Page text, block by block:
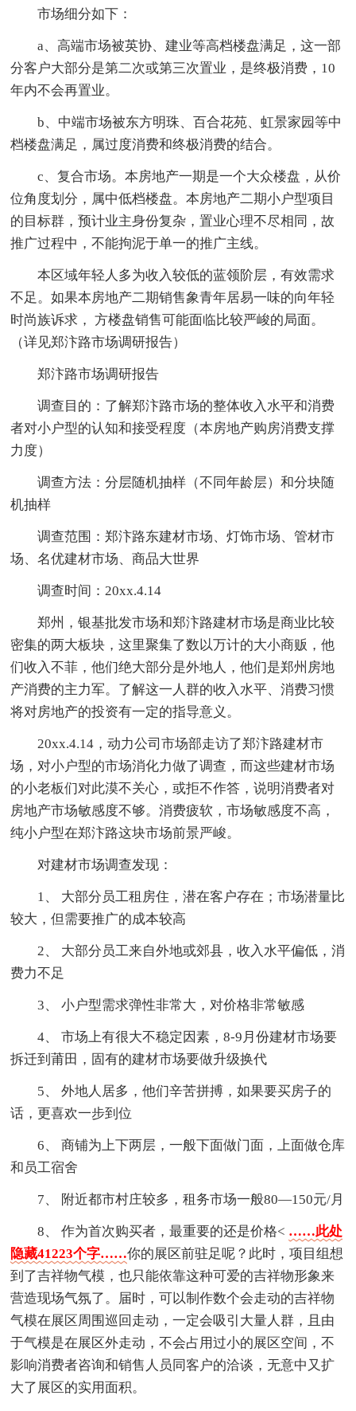
市场细分如下：
a、高端市场被英协、建业等高档楼盘满足，这一部
分客户大部分是第二次或第三次置业，是终极消费，10
年内不会再置业。
b、中端市场被东方明珠、百合花苑、虹景家园等中
档楼盘满足，属过度消费和终极消费的结合。
c、复合市场。本房地产一期是一个大众楼盘，从价
位角度划分，属中低档楼盘。本房地产二期小户型项目
的目标群，预计业主身份复杂，置业心理不尽相同，故
推广过程中，不能拘泥于单一的推广主线。
本区域年轻人多为收入较低的蓝领阶层，有效需求
不足。如果本房地产二期销售象青年居易一味的向年轻
时尚族诉求， 方楼盘销售可能面临比较严峻的局面。
（详见郑汴路市场调研报告）
郑汴路市场调研报告
调查目的：了解郑汴路市场的整体收入水平和消费
者对小户型的认知和接受程度（本房地产购房消费支撑
力度）
调查方法：分层随机抽样（不同年龄层）和分块随
机抽样
调查范围：郑汴路东建材市场、灯饰市场、管材市
场、名优建材市场、商品大世界
调查时间：20xx.4.14
郑州，银基批发市场和郑汴路建材市场是商业比较
密集的两大板块，这里聚集了数以万计的大小商贩，他
们收入不菲，他们绝大部分是外地人，他们是郑州房地
产消费的主力军。了解这一人群的收入水平、消费习惯
将对房地产的投资有一定的指导意义。
20xx.4.14，动力公司市场部走访了郑汴路建材市
场，对小户型的市场消化力做了调查，而这些建材市场
的小老板们对此漠不关心，或拒不作答，说明消费者对
房地产市场敏感度不够。消费疲软，市场敏感度不高，
纯小户型在郑汴路这块市场前景严峻。
对建材市场调查发现：
1、 大部分员工租房住，潜在客户存在；市场潜量比
较大，但需要推广的成本较高
2、 大部分员工来自外地或郊县，收入水平偏低，消
费力不足
3、 小户型需求弹性非常大，对价格非常敏感
4、 市场上有很大不稳定因素，8-9月份建材市场要
拆迁到莆田，固有的建材市场要做升级换代
5、 外地人居多，他们辛苦拼搏，如果要买房子的
话，更喜欢一步到位
6、 商铺为上下两层，一般下面做门面，上面做仓库
和员工宿舍
7、 附近都市村庄较多，租务市场一般80—150元/月
8、 作为首次购买者，最重要的还是价格< ……此处
隐藏41223个字……你的展区前驻足呢？此时，项目组想
到了吉祥物气模，也只能依靠这种可爱的吉祥物形象来
营造现场气氛了。届时，可以制作数个会走动的吉祥物
气模在展区周围巡回走动，一定会吸引大量人群，且由
于气模是在展区外走动，不会占用过小的展区空间，不
影响消费者咨询和销售人员同客户的洽谈，无意中又扩
大了展区的实用面积。